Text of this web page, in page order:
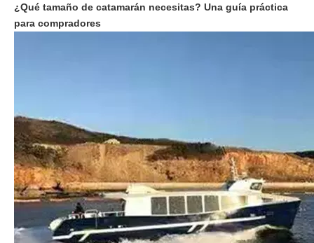
¿Qué tamaño de catamarán necesitas? Una guía práctica
para compradores